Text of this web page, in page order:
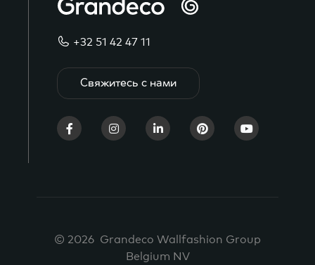
+32 51 42 47 11
Свяжитесь с нами
© 2026 Grandeco Wallfashion Group
Belgium NV